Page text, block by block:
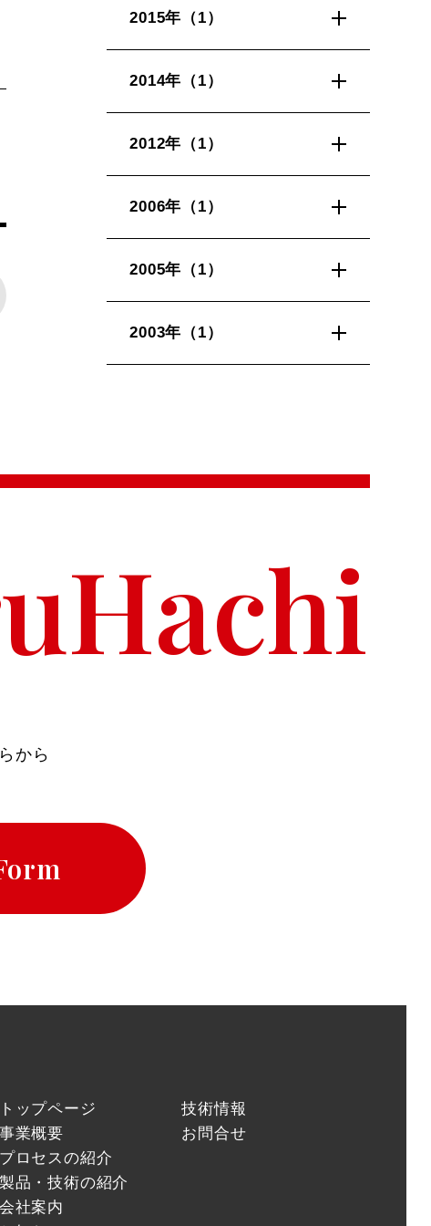
2015年（1）
2014年（1）
2012年（1）
2006年（1）
2005年（1）
2003年（1）
から
トップページ
事業概要
プロセスの紹介
製品・技術の紹介
会社案内
技術情報
お問合せ